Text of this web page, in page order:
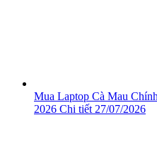
Mua Laptop Cà Mau
2026 Chi tiết 27/07/2026